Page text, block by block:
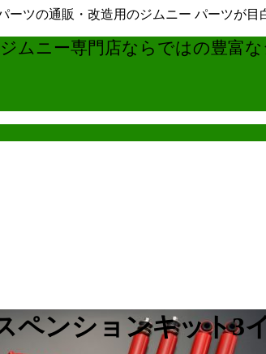
パーツの通販・改造用のジムニー パー
ジムニー専門店ならではの豊富
ペンションキット3